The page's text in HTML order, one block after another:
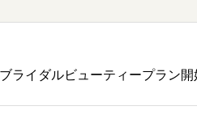
ライダルビューティープラン開